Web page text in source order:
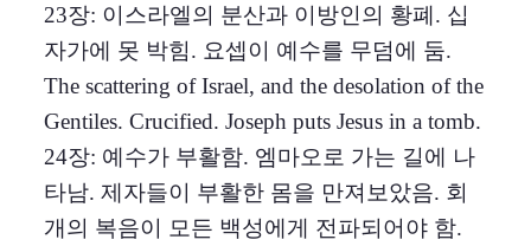
23장: 이스라엘의 분산과 이방인의 황폐. 십
자가에 못 박힘. 요셉이 예수를 무덤에 둠.
The scattering of Israel, and the desolation of the
Gentiles. Crucified. Joseph puts Jesus in a tomb.
24장: 예수가 부활함. 엠마오로 가는 길에 나
타남. 제자들이 부활한 몸을 만져보았음. 회
개의 복음이 모든 백성에게 전파되어야 함.